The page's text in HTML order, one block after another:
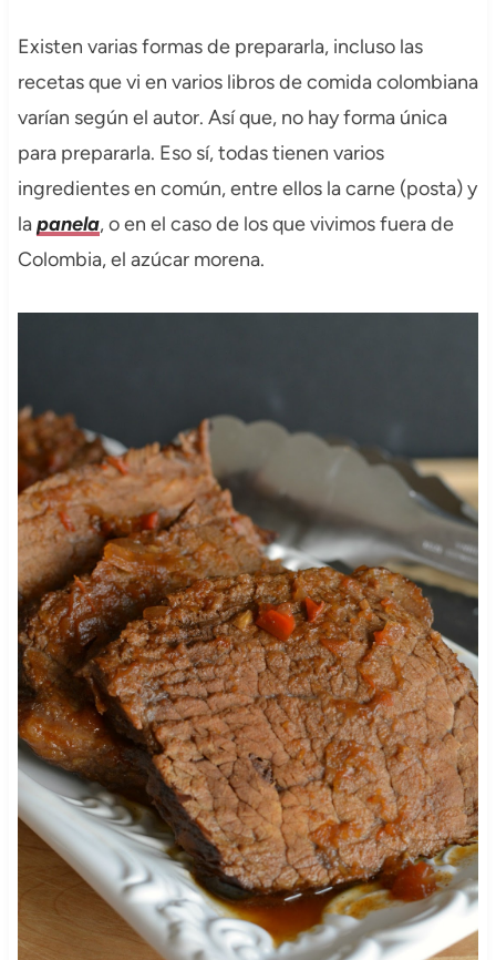
Existen varias formas de prepararla, incluso las
recetas que vi en varios libros de comida colombiana
varían según el autor. Así que, no hay forma única
para prepararla. Eso sí, todas tienen varios
ingredientes en común, entre ellos la carne (posta) y
lapanela, o en el caso de los que vivimos fuera de
Colombia, el azúcar morena.